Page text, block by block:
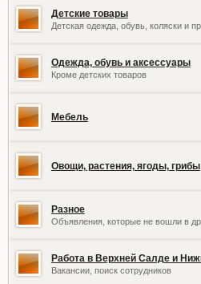
Детские товары
Детская одежда, обувь, коляски и
Одежда, обувь и аксессуары
Кроме детских товаров
Мебель
Овощи, растения, ягоды, грибы
Разное
Объявления, которые не вошли в
Работа в Верхней Салде и
Вакансии, поиск сотрудников